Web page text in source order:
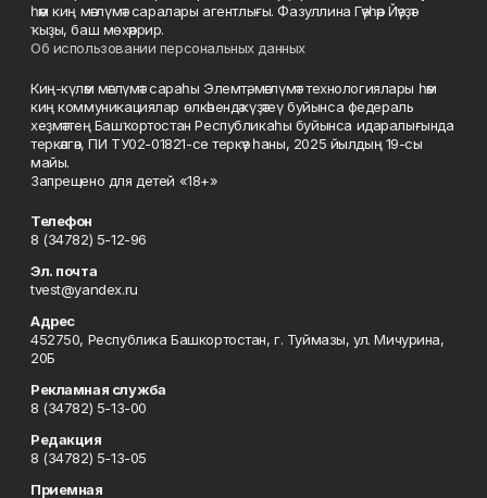
һәм киң мәғлүмәт саралары агентлығы. Фазуллина Гәүһәр Йәүҙәт
ҡыҙы, баш мөхәррир.
Об использовании персональных данных
Киң-күләм мәғлүмәт сараһы Элемтә, мәғлүмәт технологиялары һәм
киң коммуникациялар өлкәһендә күҙәтеү буйынса федераль
хеҙмәттең Башҡортостан Республикаһы буйынса идаралығында
теркәлгән, ПИ ТУ02-01821-се теркәү һаны, 2025 йылдың 19-сы
майы.
Запрещено для детей «18+»
Телефон
8 (34782) 5-12-96
Эл. почта
tvest@yandex.ru
Адрес
452750, Республика Башкортостан, г. Туймазы, ул. Мичурина,
20Б
Рекламная служба
8 (34782) 5-13-00
Редакция
8 (34782) 5-13-05
Приемная